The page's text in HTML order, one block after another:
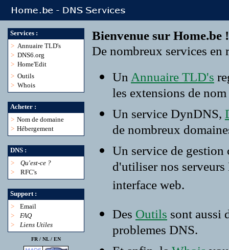
Services :
> Annuaire TLD's
> DNS6.org
> Home'Edit
> Outils
> Whois
Acheter :
> Nom de domaine
> Hébergement
DNS :
>
Qu'est-ce ?
>
RFC's
Support :
>
Email
>
FAQ
>
Liens Utiles
FR / NL/ EN
Bienvenue sur Home.be !
De nombreux services
Un Annuaire TLD's
les extensions de
Un service DynDNS,
de nombreux
Un service de
d'utiliser nos
interface web.
Des Outils sont aussi
problemes DNS.